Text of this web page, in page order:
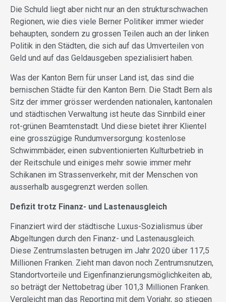
Die Schuld liegt aber nicht nur an den strukturschwachen
Regionen, wie dies viele Berner Politiker immer wieder
behaupten, sondern zu grossen Teilen auch an der linken
Politik in den Städten, die sich auf das Umverteilen von
Geld und auf das Geldausgeben spezialisiert haben.
Was der Kanton Bern für unser Land ist, das sind die
bernischen Städte für den Kanton Bern. Die Stadt Bern als
Sitz der immer grösser werdenden nationalen, kantonalen
und städtischen Verwaltung ist heute das Sinnbild einer
rot-grünen Beamtenstadt. Und diese bietet ihrer Klientel
eine grosszügige Rundumversorgung: kostenlose
Schwimmbäder, einen subventionierten Kulturbetrieb in
der Reitschule und einiges mehr sowie immer mehr
Schikanen im Strassenverkehr, mit der Menschen von
ausserhalb ausgegrenzt werden sollen.
Defizit trotz Finanz- und Lastenausgleich
Finanziert wird der städtische Luxus-Sozialismus über
Abgeltungen durch den Finanz- und Lastenausgleich.
Diese Zentrumslasten betrugen im Jahr 2020 über 117,5
Millionen Franken. Zieht man davon noch Zentrumsnutzen,
Standortvorteile und Eigenfinanzierungsmöglichkeiten ab,
so beträgt der Nettobetrag über 101,3 Millionen Franken.
Vergleicht man das Reporting mit dem Vorjahr, so stiegen